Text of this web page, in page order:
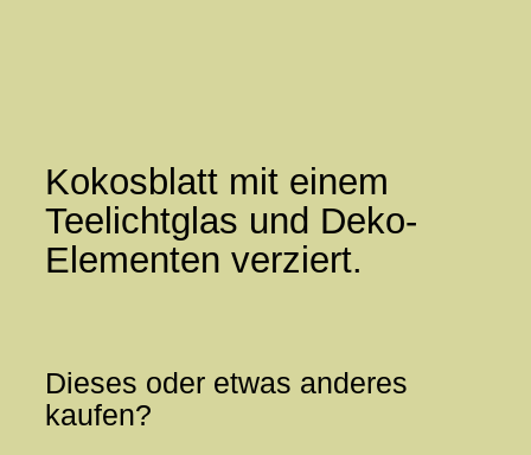
Kokosblatt mit einem
Teelichtglas und Deko-
Elementen verziert.
Dieses oder etwas anderes
kaufen?